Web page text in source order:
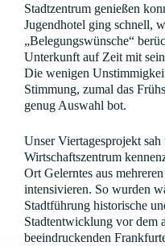
Stadtzentrum genießen
Jugendhotel ging schnell,
„Belegungswünsche“
Unterkunft auf Zeit mit
Die wenigen
Stimmung, zumal das
genug Auswahl bot.
Unser Viertagesprojekt
Wirtschaftszentrum
Ort Gelerntes aus
intensivieren. So wurden
Stadtführung historische
Stadtentwicklung vor dem
beeindruckenden